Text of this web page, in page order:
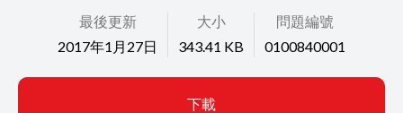
最後更新
2017年1月27日
大小
343.41 KB
問題編號
0100840001
下載